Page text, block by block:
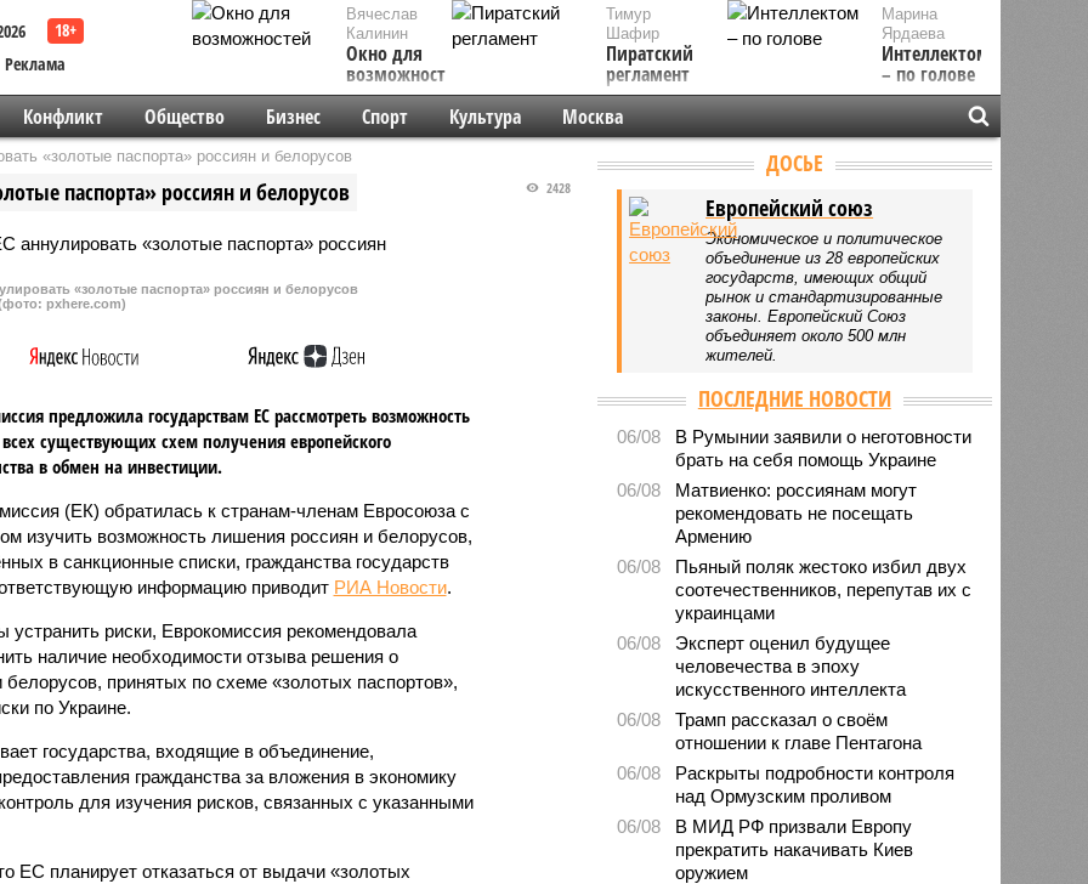
Реклама
Вячеслав
Калинин
Окно для
возможностей
Марина
Ярдаева
Интеллектом
– по голове
Тимур
Шафир
Пиратский
регламент
Конфликт Общество Бизнес Спорт Культура Москва
«золотые паспорта» россиян и белорусов
паспорта» россиян и белорусов 2428
«золотые паспорта» россиян и белорусов
pxhere.com)
предложила государствам ЕС рассмотреть возможность
существующих схем получения европейского
в обмен на инвестиции.
(ЕК) обратилась к странам-членам Евросоюза с
изучить возможность лишения россиян и белорусов,
в санкционные списки, гражданства государств
информацию приводит РИА Новости.
риски, Еврокомиссия рекомендовала
наличие необходимости отзыва решения о
принятых по схеме «золотых паспортов»,
по Украине.
государства, входящие в объединение,
гражданства за вложения в экономику
для изучения рисков, связанных с указанными
ЕС планирует отказаться от выдачи «золотых
ДОСЬЕ
Европейский союз
Экономическое и политическое
объединение из 28 европейских
государств, имеющих общий
рынок и стандартизированные
законы. Европейский Союз
объединяет около 500 млн
жителей.
ПОСЛЕДНИЕ НОВОСТИ
06/08
В Румынии заявили о неготовности
брать на себя помощь Украине
06/08
Матвиенко: россиянам могут
рекомендовать не посещать
Армению
06/08
Пьяный поляк жестоко избил двух
соотечественников, перепутав их с
украинцами
06/08
Эксперт оценил будущее
человечества в эпоху
искусственного интеллекта
06/08
Трамп рассказал о своём
отношении к главе Пентагона
06/08
Раскрыты подробности контроля
над Ормузским проливом
06/08
В МИД РФ призвали Европу
прекратить накачивать Киев
оружием